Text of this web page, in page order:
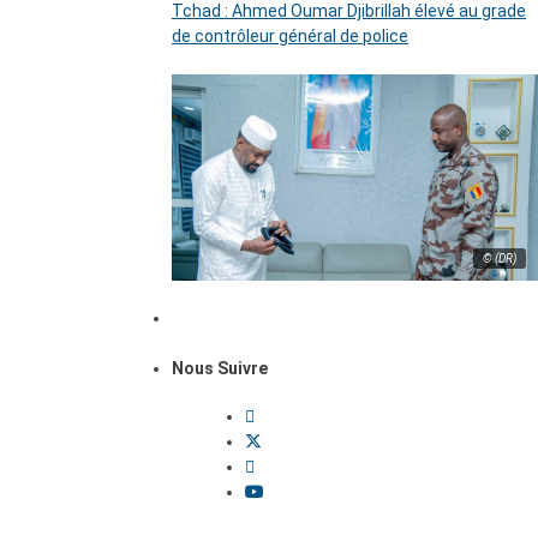
Tchad : Ahmed Oumar Djibrillah élevé au grade
de contrôleur général de police
© (DR)
Nous Suivre